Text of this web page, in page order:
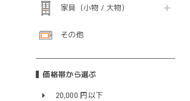
家具（小物 / 大物）
その他
価格帯から選ぶ
20,000 円以下